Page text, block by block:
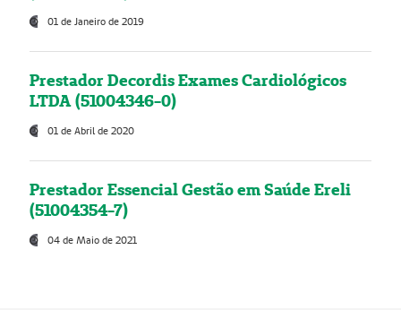
01 de Janeiro de 2019
Prestador Decordis Exames Cardiológicos
LTDA (51004346-0)
01 de Abril de 2020
Prestador Essencial Gestão em Saúde Ereli
(51004354-7)
04 de Maio de 2021